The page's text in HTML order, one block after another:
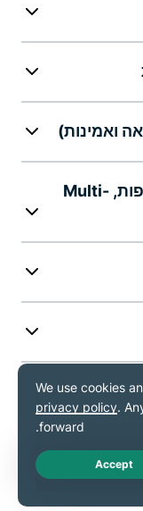
ואמינות)
אפשרויות ניתוב: כתובות IP משותפות, Multi-
Live Chat